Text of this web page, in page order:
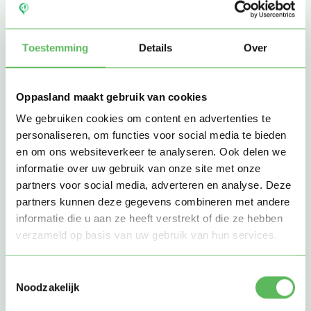
Toestemming Details Over
Oppasland maakt gebruik van cookies
We gebruiken cookies om content en advertenties te
personaliseren, om functies voor social media te bieden
en om ons websiteverkeer te analyseren. Ook delen we
informatie over uw gebruik van onze site met onze
partners voor social media, adverteren en analyse. Deze
partners kunnen deze gegevens combineren met andere
informatie die u aan ze heeft verstrekt of die ze hebben
verzameld op basis van uw gebruik van hun services.
Noodzakelijk
overheid heeft hier strenge eisen aan verbonden. Logisch ook,
belangrijk dat je goed let op de gestelde eisen, want het is
hiervan afhankelijk of je in aanmerking komt voor
opleiding
In het bezit van eenkinder-EHBO certificaat
In het bezit van een VOG
LRKP
Aangesloten bij een erkendgastouderbureau
Beschikt over een door deGGDgoedgekeurde
opvanglocatie (bij ouders of aan huis)
Voldoet de gastouder niet aan deze eisen, dan krijg jij geen
kinderopvangtoeslag en kan de opvang gelijk een stuk duurder
een goed pedagogisch verantwoord plan.